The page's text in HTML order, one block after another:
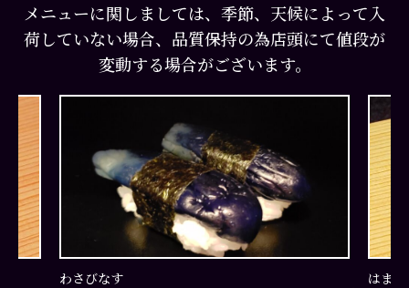
メニューに関しましては、季節、天候によって入
荷していない場合、品質保持の為店頭にて値段が
変動する場合がございます。
わさびなす
はまち